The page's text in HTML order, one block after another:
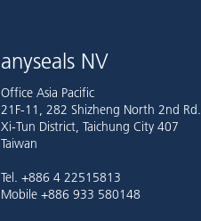
anyseals NV
Office Asia Pacific
21F-11, 282 Shizheng North 2nd Rd.
Xi-Tun District, Taichung City 407
Taiwan
Tel. +886 4 22515813
Mobile +886 933 580148